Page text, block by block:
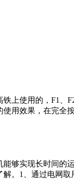
上使用的，F1、
用效果，在完全
够实现长时间的
。1、通过电网取